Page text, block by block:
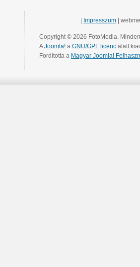
Impresszum |
Copyright © 2026 FotoMedia.
AJoomla! a GNU/GPL licenc alatt
Fordította a Magyar Joomla!